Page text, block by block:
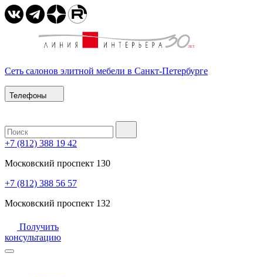
Сеть салонов элитной мебели в Санкт-Петербурге
Телефоны
+7 (812) 388 19 42
Московский проспект 130
+7 (812) 388 56 57
Московский проспект 132
Получить
консультацию